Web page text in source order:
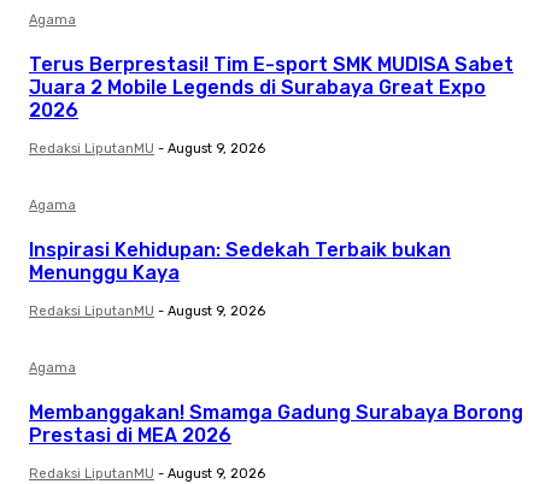
Agama
Terus Berprestasi! Tim E-sport SMK MUDISA Sabet
Juara 2 Mobile Legends di Surabaya Great Expo
2026
Redaksi LiputanMU - August 9, 2026
Agama
Inspirasi Kehidupan: Sedekah Terbaik bukan
Menunggu Kaya
Redaksi LiputanMU - August 9, 2026
Agama
Membanggakan! Smamga Gadung Surabaya Borong
Prestasi di MEA 2026
Redaksi LiputanMU - August 9, 2026